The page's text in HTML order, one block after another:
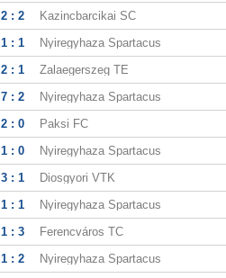
2 : 2 Kazincbarcikai SC
1 : 1 Nyiregyhaza Spartacus
2 : 1 Zalaegerszeg TE
7 : 2 Nyiregyhaza Spartacus
2 : 0 Paksi FC
1 : 0 Nyiregyhaza Spartacus
3 : 1 Diosgyori VTK
1 : 1 Nyiregyhaza Spartacus
1 : 3 Ferencváros TC
1 : 2 Nyiregyhaza Spartacus